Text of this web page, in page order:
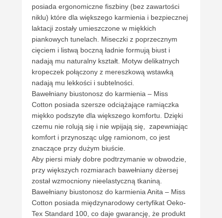
posiada ergonomiczne fiszbiny (bez zawartości
niklu) które dla większego karmienia i bezpiecznej
laktacji zostały umieszczone w miękkich
piankowych tunelach. Miseczki z poprzecznym
cięciem i listwą boczną ładnie formują biust i
nadają mu naturalny kształt. Motyw delikatnych
kropeczek połączony z mereszkową wstawką
nadają mu lekkości i subtelności.
Bawełniany biustonosz do karmienia – Miss
Cotton posiada szersze odciążające ramiączka
miękko podszyte dla większego komfortu. Dzięki
czemu nie rolują się i nie wpijają się, zapewniając
komfort i przynosząc ulgę ramionom, co jest
znaczące przy dużym biuście.
Aby piersi miały dobre podtrzymanie w obwodzie,
przy większych rozmiarach bawełniany dżersej
został wzmocniony nieelastyczną tkaniną.
Bawełniany biustonosz do karmienia Anita – Miss
Cotton posiada międzynarodowy certyfikat Oeko-
Tex Standard 100, co daje gwarancję, że produkt